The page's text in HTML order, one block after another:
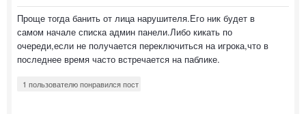
Проще тогда банить от лица нарушителя.Его ник будет в
самом начале списка админ панели.Либо кикать по
очереди,если не получается переключиться на игрока,что в
последнее время часто встречается на паблике.
1 пользователю понравился пост